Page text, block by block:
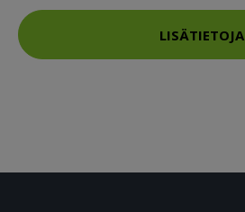
LISÄTIETOJA